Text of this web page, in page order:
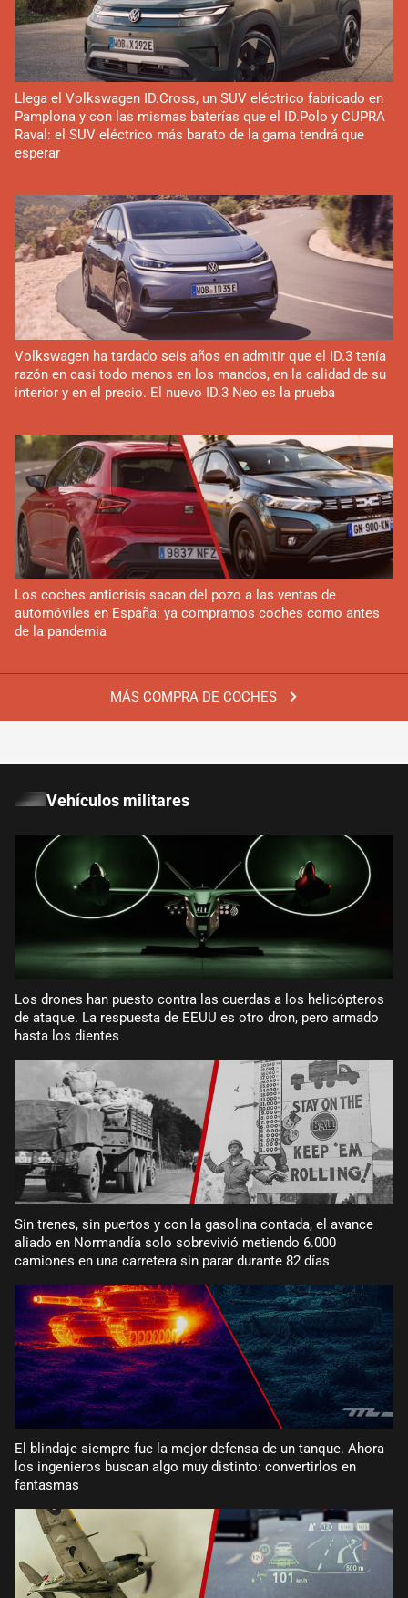
MÁS COMPRA DE COCHES
Llega el Volkswagen ID.Cross, un SUV eléctrico fabricado en
Pamplona y con las mismas baterías que el ID.Polo y CUPRA
Raval: el SUV eléctrico más barato de la gama tendrá que
esperar
Volkswagen ha tardado seis años en admitir que el ID.3 tenía
razón en casi todo menos en los mandos, en la calidad de su
interior y en el precio. El nuevo ID.3 Neo es la prueba
Los coches anticrisis sacan del pozo a las ventas de
automóviles en España: ya compramos coches como antes
de la pandemia
Vehículos militares
Los drones han puesto contra las cuerdas a los helicópteros
de ataque. La respuesta de EEUU es otro dron, pero armado
hasta los dientes
Sin trenes, sin puertos y con la gasolina contada, el avance
aliado en Normandía solo sobrevivió metiendo 6.000
camiones en una carretera sin parar durante 82 días
El blindaje siempre fue la mejor defensa de un tanque. Ahora
los ingenieros buscan algo muy distinto: convertirlos en
fantasmas